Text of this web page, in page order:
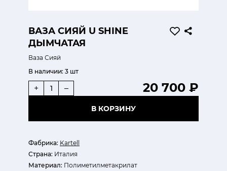
ВАЗА СИЯЙ U SHINE
ДЫМЧАТАЯ
Ваза Сияй
Фабрика: Kartell
Страна: Италия
Материал: Полиметилметакрилат
В наличии: 3 шт
20 700 ₽
+ –
В КОРЗИНУ